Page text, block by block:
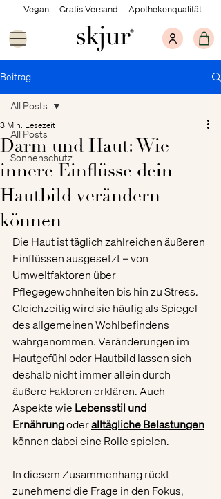
Vegan Gratis Versand Apothekenqualität
Beitrag
All Posts
Sonnenschutz
All Posts
Darm und Haut: Wie
innere Einflüsse dein
Hautbild verändern
können
3 Min. Lesezeit
Die Haut ist täglich zahlreichen äußeren
Einflüssen ausgesetzt – von
Umweltfaktoren über
Pflegegewohnheiten bis hin zu Stress.
Gleichzeitig wird sie häufig als Spiegel
des allgemeinen Wohlbefindens
wahrgenommen. Veränderungen im
Hautgefühl oder Hautbild lassen sich
deshalb nicht immer allein durch
äußere Faktoren erklären. Auch
Aspekte wie Lebensstil und
Ernährung oder alltägliche Belastungen
können dabei eine Rolle spielen.
In diesem Zusammenhang rückt
zunehmend die Frage in den Fokus,